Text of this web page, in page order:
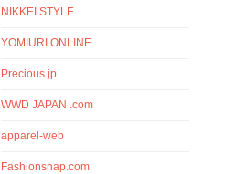
NIKKEI STYLE
YOMIURI ONLINE
Precious.jp
WWD JAPAN .com
apparel-web
Fashionsnap.com